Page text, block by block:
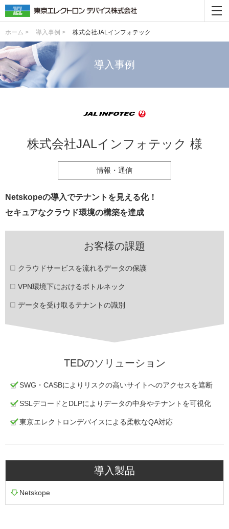
ホーム > 導入事例 > 株式会社JALインフォテック
導入事例
株式会社JALインフォテック 様
情報・通信
Netskopeの導入でテナントを見える化！
セキュアなクラウド環境の構築を達成
お客様の課題
クラウドサービスを流れるデータの保護
VPN環境下におけるボトルネック
データを受け取るテナントの識別
TEDのソリューション
SWG・CASBによりリスクの高いサイトへのアクセスを遮断
SSLデコードとDLPによりデータの中身やテナントを可視化
東京エレクトロンデバイスによる柔軟なQA対応
導入製品
Netskope